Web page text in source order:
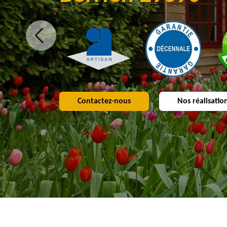
Contactez-nous Nos